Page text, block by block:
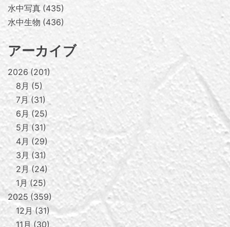
水中写真 435
水中生物 436
アーカイブ
2026 201
8月
5
7月 31
6月 25
5月
31
4月
29
3月 31
2月 24
1月 25
2025 359
12月 31
11月
30